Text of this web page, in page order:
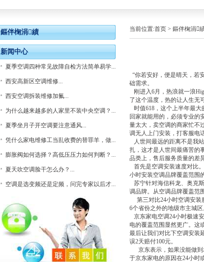
鏂伴椈涓績
新闻中心
夏季空调四种常见故障自检方法简单易学...
西安高新区空调维修...
西安空调拆装维修加氟...
为什么越来越多的人家里不装中央空调？...
夏季坐月子开空调要注意通风...
凭什么家电维修工当乱收费的替罪羊，做...
膨胀阀如何选择？高低压压力如何判断？...
夏天吹空调脸干怎么办？...
空调是选变频还是定频，问完专家以后才...
当前位置:首页 > 鏂伴椈涓
“你若安好，便是晴天，若
础需求。
刚进入6月，热浪就一浪
了这个温度，热的让人生
时值618，这个上半年最
回家就能用的，必须专业
量太大，卖空调的商家忙不
调无人上门安装，打客服
人世间最远的距离不是我
扎，这才是人世间最痛苦
品类上，售后服务质量的差
首先是空调安装速度对
小时安装空调品牌覆盖范
苏宁针对海信科龙、奥克
调品牌。从空调品牌覆盖范
第三对比24小时空调安装
6个省份之外的地级市主城区
京东家电空调24小时极速
电的覆盖范围显然更广。
最后让我们对比下空调安
误2天赔付100元。
京东表示，如果没能做到
于京东家电的原因在24小